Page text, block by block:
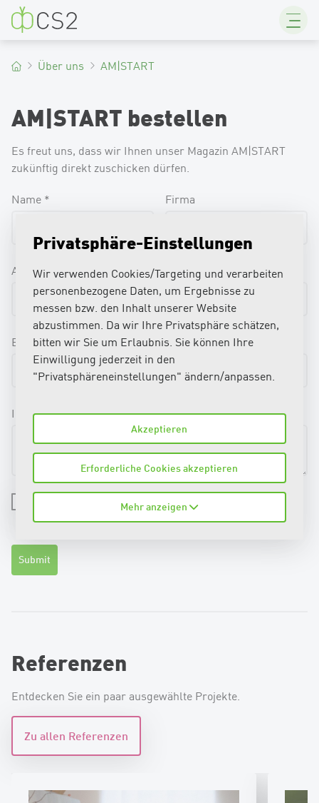
Privatsphäre-Einstellungen
Wir verwenden Cookies/Targeting und verarbeiten
personenbezogene Daten, um Ergebnisse zu
messen bzw. den Inhalt unserer Website
abzustimmen. Da wir Ihre Privatsphäre schätzen,
bitten wir Sie um Erlaubnis. Sie können Ihre
Einwilligung jederzeit in den
"Privatsphäreneinstellungen" ändern/anpassen.
Akzeptieren
Erforderliche Cookies akzeptieren
Mehr anzeigen
CS2
Über uns AM|START
AM|START bestellen
Es freut uns, dass wir Ihnen unser Magazin AM|START
zukünftig direkt zuschicken dürfen.
Name * Firma
Adresse* PLZ/Ort*
E-Mail-Adresse* Telefonnummer
Ihre Nachricht (optional):
Ich habe die Hinweise zumDatenschutz
akzeptiere diese. *
Submit
Referenzen
Entdecken Sie ein paar ausgewählte Projekte.
Zu allen Referenzen